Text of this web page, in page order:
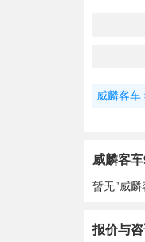
威麟客车
威麟客
暂无"威麟
报价与